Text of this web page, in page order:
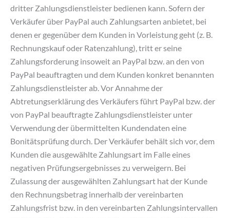
dritter Zahlungsdienstleister bedienen kann. Sofern der
Verkäufer über PayPal auch Zahlungsarten anbietet, bei
denen er gegenüber dem Kunden in Vorleistung geht (z. B.
Rechnungskauf oder Ratenzahlung), tritt er seine
Zahlungsforderung insoweit an PayPal bzw. an den von
PayPal beauftragten und dem Kunden konkret benannten
Zahlungsdienstleister ab. Vor Annahme der
Abtretungserklärung des Verkäufers führt PayPal bzw. der
von PayPal beauftragte Zahlungsdienstleister unter
Verwendung der übermittelten Kundendaten eine
Bonitätsprüfung durch. Der Verkäufer behält sich vor, dem
Kunden die ausgewählte Zahlungsart im Falle eines
negativen Prüfungsergebnisses zu verweigern. Bei
Zulassung der ausgewählten Zahlungsart hat der Kunde
den Rechnungsbetrag innerhalb der vereinbarten
Zahlungsfrist bzw. in den vereinbarten Zahlungsintervallen